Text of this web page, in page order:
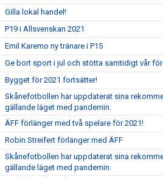
Gilla lokal handel!
P19 i Allsvenskan 2021
Emil Karemo ny tränare i P15
Ge bort sport i jul och stötta samtidigt vår
Bygget för 2021 fortsätter!
Skånefotbollen har uppdaterat sina
gällande läget med pandemin.
ÄFF förlänger med två spelare för 2021!
Robin Streifert förlänger med ÄFF
Skånefotbollen har uppdaterat sina
gällande läget med pandemin.